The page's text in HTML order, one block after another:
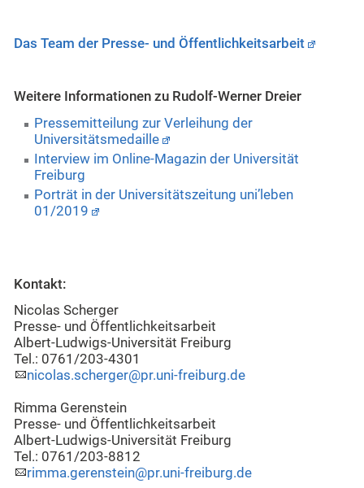
Das Team der Presse- und Öffentlichkeitsarbeit
Weitere Informationen zu Rudolf-Werner Dreier
Pressemitteilung zur Verleihung der
Universitätsmedaille
Interview im Online-Magazin der Universität
Freiburg
Porträt in der Universitätszeitung uni’leben
01/2019
Kontakt:
Nicolas Scherger
Presse- und Öffentlichkeitsarbeit
Albert-Ludwigs-Universität Freiburg
Tel.: 0761/203-4301
nicolas.scherger@pr.uni-freiburg.de
Rimma Gerenstein
Presse- und Öffentlichkeitsarbeit
Albert-Ludwigs-Universität Freiburg
Tel.: 0761/203-8812
rimma.gerenstein@pr.uni-freiburg.de